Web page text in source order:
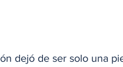
dejó de ser solo una